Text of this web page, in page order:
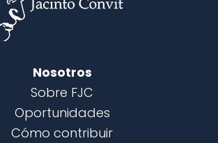
Nosotros
Sobre FJC
Oportunidades
Cómo contribuir